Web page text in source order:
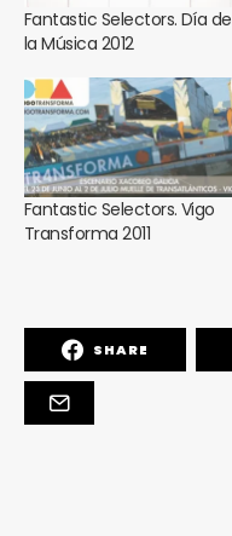
Fantastic Selectors. Día de
la Música 2012
Fantastic Selectors. Vigo
Transforma 2011
SHARE